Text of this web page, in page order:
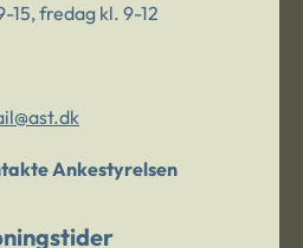
fredag kl. 9-12
Ankestyrelsen